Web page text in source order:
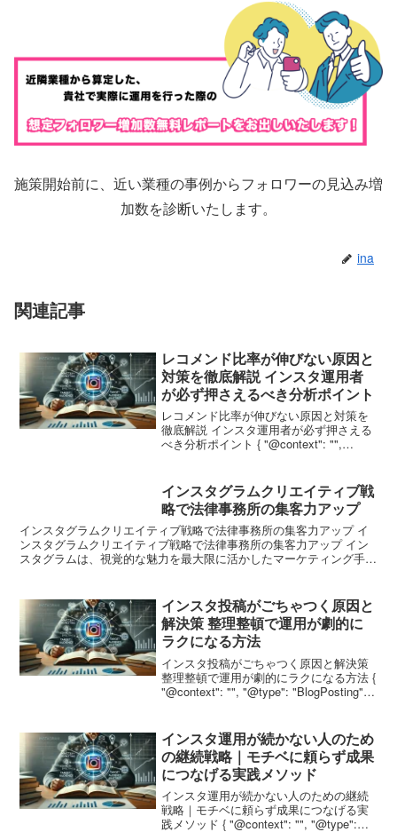
施策開始前に、近い業種の事例からフォロワーの見込み増
加数を診断いたします。
ina
関連記事
レコメンド比率が伸びない原因と
対策を徹底解説 インスタ運用者
が必ず押さえるべき分析ポイント
レコメンド比率が伸びない原因と対策を
徹底解説 インスタ運用者が必ず押さえる
べき分析ポイント { "@context": "",
インスタグラムクリエイティブ戦
略で法律事務所の集客力アップ
インスタグラムクリエイティブ戦略で法律事務所の集客力アップ イ
ンスタグラムクリエイティブ戦略で法律事務所の集客力アップ イン
スタグラムは、視覚的な魅力を最大限に活かしたマーケティング手法
インスタ投稿がごちゃつく原因と
解決策 整理整頓で運用が劇的に
ラクになる方法
インスタ投稿がごちゃつく原因と解決策
整理整頓で運用が劇的にラクになる方法 {
"@context": "", "@type": "BlogPosting",
インスタ運用が続かない人のため
の継続戦略｜モチベに頼らず成果
につなげる実践メソッド
インスタ運用が続かない人のための継続
戦略｜モチベに頼らず成果につなげる実
践メソッド { "@context": "", "@type":